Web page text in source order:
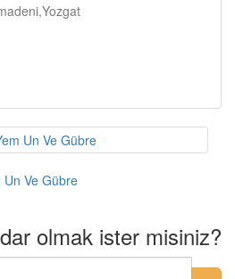
Ve Gübre
olmak ister misiniz?